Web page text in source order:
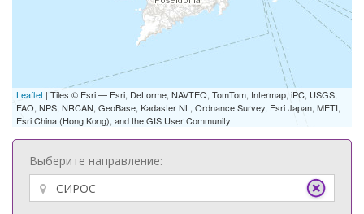
Leaflet | Tiles © Esri — Esri, DeLorme, NAVTEQ, TomTom, Intermap, iPC, USGS,
FAO, NPS, NRCAN, GeoBase, Kadaster NL, Ordnance Survey, Esri Japan, METI,
Esri China (Hong Kong), and the GIS User Community
Выберите направление: